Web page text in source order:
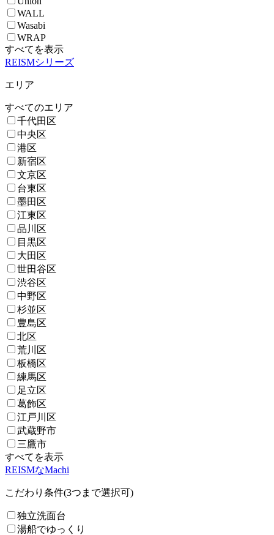
WALL
Wasabi
WRAP
すべてを表示
REISMシリーズ
エリア
すべてのエリア
千代田区
中央区
港区
新宿区
文京区
台東区
墨田区
江東区
品川区
目黒区
大田区
世田谷区
渋谷区
中野区
杉並区
豊島区
北区
荒川区
板橋区
練馬区
足立区
葛飾区
江戸川区
武蔵野市
三鷹市
すべてを表示
REISMなMachi
こだわり条件(3つまで選択可)
独立洗面台
湯船でゆっくり